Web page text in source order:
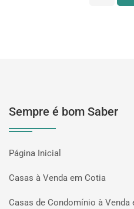
Sempre é bom Saber
Página Inicial
Casas à Venda em Cotia
Casas de Condomínio à Venda